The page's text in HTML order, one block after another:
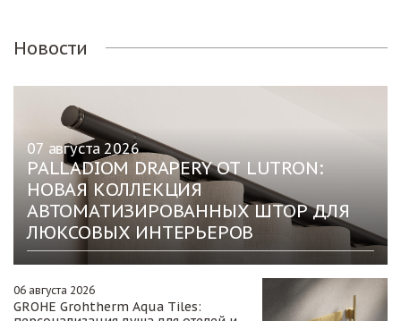
Новости
07 августа 2026
PALLADIOM DRAPERY ОТ LUTRON:
НОВАЯ КОЛЛЕКЦИЯ
АВТОМАТИЗИРОВАННЫХ ШТОР ДЛЯ
ЛЮКСОВЫХ ИНТЕРЬЕРОВ
06 августа 2026
GROHE Grohtherm Aqua Tiles: